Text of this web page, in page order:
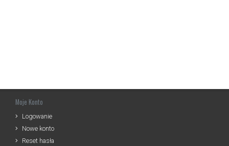
Moje Konto
Logowanie
Nowe konto
Reset hasła